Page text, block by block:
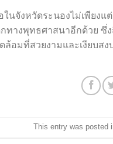
ในจังหวัดระนองไม่เพียง
ทางพุทธศาสนาอีกด้วย ซึ่
อมที่สวยงามและเงียบสง
This entry was posted